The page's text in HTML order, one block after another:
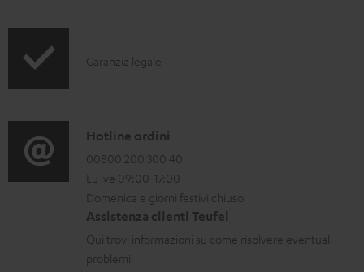
c
i
c
a
b
i
l
I
o
r
m
a
z
i
Garanzia legale
C
o
n
t
a
t
Hotline ordini
00800 200 300 40
Lu-ve 09:00-17:00
Domenica e giorni festivi chiuso
Assistenza clienti Teufel
Qui trovi informazioni su come risolvere eventuali
problemi